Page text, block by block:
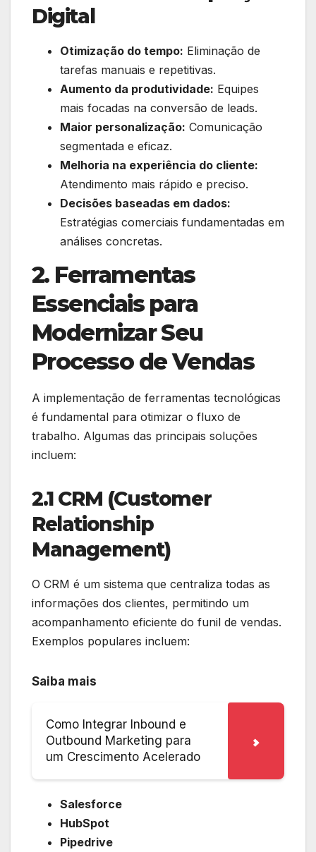
Digital
Otimização do tempo: Eliminação de
tarefas manuais e repetitivas.
Aumento da produtividade: Equipes
mais focadas na conversão de leads.
Maior personalização: Comunicação
segmentada e eficaz.
Melhoria na experiência do cliente:
Atendimento mais rápido e preciso.
Decisões baseadas em dados:
Estratégias comerciais fundamentadas em
análises concretas.
2. Ferramentas
Essenciais para
Modernizar Seu
Processo de Vendas
A implementação de ferramentas tecnológicas
é fundamental para otimizar o fluxo de
trabalho. Algumas das principais soluções
incluem:
2.1 CRM (Customer
Relationship
Management)
O CRM é um sistema que centraliza todas as
informações dos clientes, permitindo um
acompanhamento eficiente do funil de vendas.
Exemplos populares incluem:
Saiba mais
Como Integrar Inbound e
Outbound Marketing para
um Crescimento Acelerado
Salesforce
HubSpot
Pipedrive